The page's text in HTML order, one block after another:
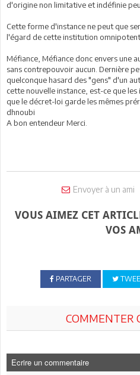
d'origine non limitative et indéfinie
Cette forme d'instance ne peut que
l'égard de cette institution
Méfiance, Méfiance donc envers une
sans contrepouvoir aucun. Dernière
quelconque hasard des "gens" d'un
cette nouvelle instance, est-ce que
que le décret-loi garde les mêmes
dhnoubi
A bon entendeur Merci.
Envoyer à un ami
VOUS AIMEZ CET
VOS
PARTAGER
COMMENTER
Ecrire un commentaire